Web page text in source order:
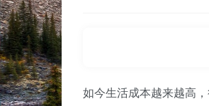
如今生活成本越来越高